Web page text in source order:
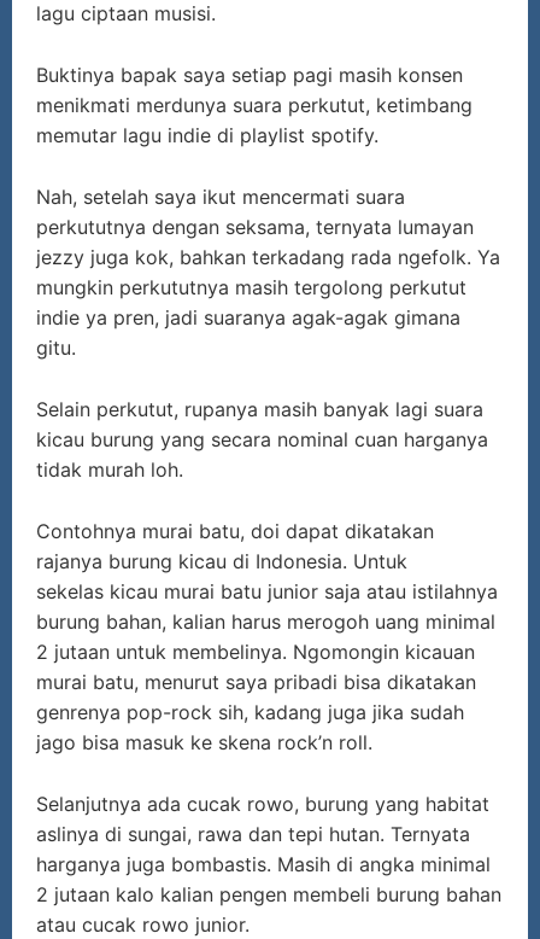
lagu ciptaan musisi.
Buktinya bapak saya setiap pagi masih konsen
menikmati merdunya suara perkutut, ketimbang
memutar lagu indie di playlist spotify.
Nah, setelah saya ikut mencermati suara
perkututnya dengan seksama, ternyata lumayan
jezzy juga kok, bahkan terkadang rada ngefolk. Ya
mungkin perkututnya masih tergolong perkutut
indie ya pren, jadi suaranya agak-agak gimana
gitu.
Selain perkutut, rupanya masih banyak lagi suara
kicau burung yang secara nominal cuan harganya
tidak murah loh.
Contohnya murai batu, doi dapat dikatakan
rajanya burung kicau di Indonesia. Untuk
sekelas kicau murai batu junior saja atau istilahnya
burung bahan, kalian harus merogoh uang minimal
2 jutaan untuk membelinya. Ngomongin kicauan
murai batu, menurut saya pribadi bisa dikatakan
genrenya pop-rock sih, kadang juga jika sudah
jago bisa masuk ke skena rock’n roll.
Selanjutnya ada cucak rowo, burung yang habitat
aslinya di sungai, rawa dan tepi hutan. Ternyata
harganya juga bombastis. Masih di angka minimal
2 jutaan kalo kalian pengen membeli burung bahan
atau cucak rowo junior.